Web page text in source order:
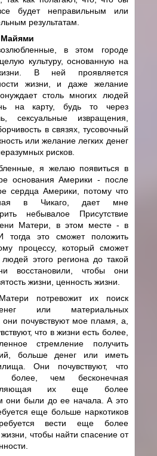
будет неправильным или
результатам.
Майями
в этом городе
культуру, основанную на
В ней проявляется
жизни, и даже желание
столь многих людей
на карту, будь то через
сексуальные извращения,
в связях, тусовочный
или желание легких денег
рисков.
я желаю появиться в
основания Америки - после
сердца Америки, потому что
в Чикаго, дает мне
небывалое Присутствие
Матери, в этом месте - в
тогда это сможет положить
процессу, который сможет
людей этого региона до такой
восстановили, чтобы они
жизни, ценность жизни.
потревожит их поиск
или материальных
они почувствуют мое пламя, а,
что в жизни есть более,
стремление получить
больше денег или иметь
Они почувствуют, что
более, чем бесконечная
их еще более
они были до ее начала. А это
еще больше наркотиков
вести еще более
чтобы найти спасение от